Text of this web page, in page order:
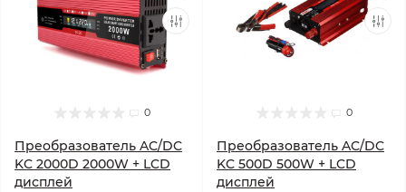
0
Преобразователь AC/DC
KC 2000D 2000W + LCD
дисплей
0
Преобразователь AC/DC
KC 500D 500W + LCD
дисплей